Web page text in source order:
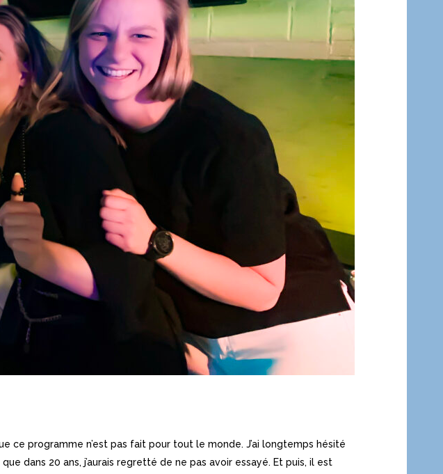
ce programme n’est pas fait pour tout le monde. J’ai longtemps hésité
dans 20 ans, j’aurais regretté de ne pas avoir essayé. Et puis, il est